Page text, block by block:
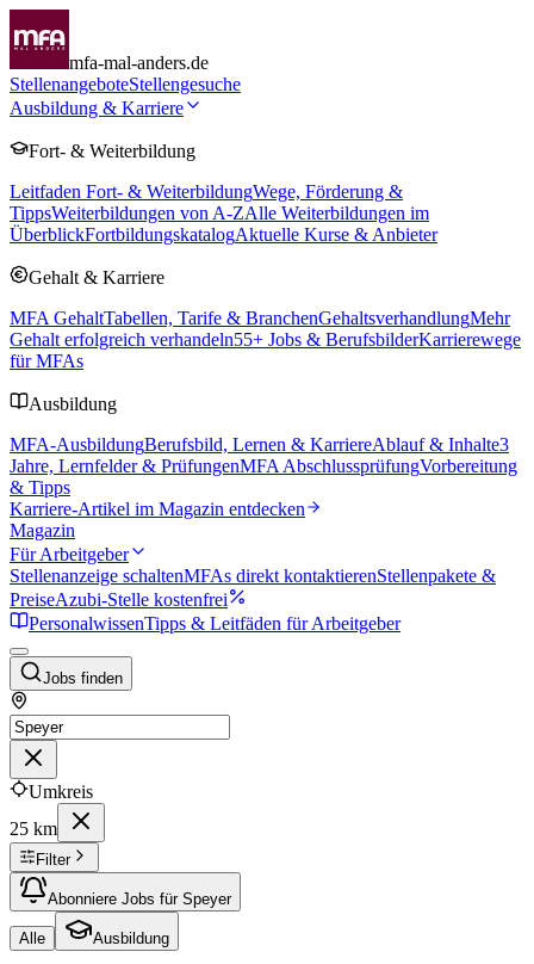
mfa-mal-anders.de
StellenangeboteStellengesuche
Ausbildung & Karriere
Fort- & Weiterbildung
Leitfaden Fort- & WeiterbildungWege, Förderung &
TippsWeiterbildungen von A-ZAlle Weiterbildungen im
ÜberblickFortbildungskatalogAktuelle Kurse & Anbieter
Gehalt & Karriere
MFA GehaltTabellen, Tarife & BranchenGehaltsverhandlungMehr
Gehalt erfolgreich verhandeln55+ Jobs & BerufsbilderKarrierewege
für MFAs
Ausbildung
MFA-AusbildungBerufsbild, Lernen & KarriereAblauf & Inhalte3
Jahre, Lernfelder & PrüfungenMFA AbschlussprüfungVorbereitung
& Tipps
Karriere-Artikel im Magazin entdecken
Magazin
Für Arbeitgeber
Stellenanzeige schaltenMFAs direkt kontaktierenStellenpakete &
PreiseAzubi-Stelle kostenfrei
PersonalwissenTipps & Leitfäden für Arbeitgeber
Jobs finden
Umkreis
25 km
Filter
Abonniere Jobs für Speyer
Alle Ausbildung